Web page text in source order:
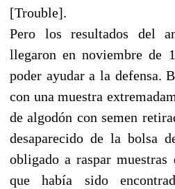
[Trouble].
Pero los resultados del
llegaron en noviembre de
poder ayudar a la defensa.
con una muestra
de algodón con semen
desaparecido de la bolsa
obligado a raspar
que había sido